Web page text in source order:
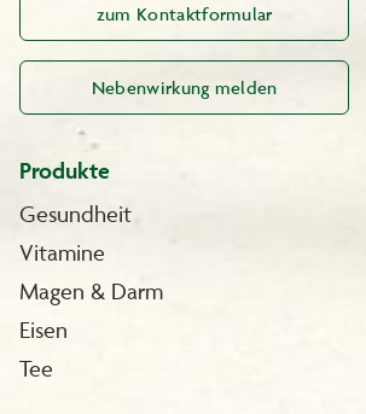
zum Kontaktformular
Nebenwirkung melden
Produkte
Gesundheit
Vitamine
Magen & Darm
Eisen
Tee